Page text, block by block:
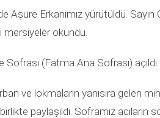
Aşure Erkanımız yürütüldü.
mersiyeler okundu.
Sofrası (Fatma Ana Sofrası)
ve lokmaların yanısıra gelen
paylaşıldı. Soframız acıların